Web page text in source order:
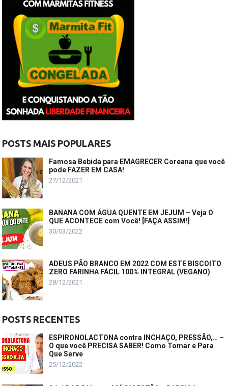
POSTS MAIS POPULARES
Famosa Bebida para EMAGRECER Coreana que você
pode FAZER EM CASA!
27/12/2021
BANANA COM ÁGUA QUENTE EM JEJUM – Veja O
QUE ACONTECE com Você! [FAÇA ASSIM!]
30/03/2022
ADEUS PÃO BRANCO EM 2022 COM ESTE BISCOITO
ZERO FARINHA FÁCIL 100% INTEGRAL (VEGANO)
28/12/2021
POSTS RECENTES
ESPIRONOLACTONA contra INCHAÇO, PRESSÃO,… –
O que você PRECISA SABER! Como Tomar e Para
Que Serve
25/12/2022